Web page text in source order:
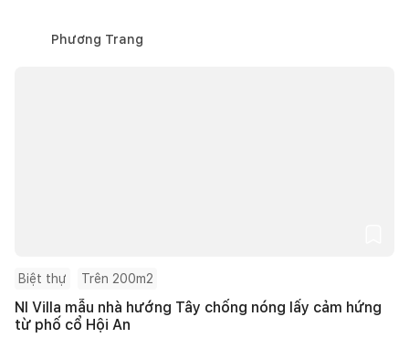
Phương Trang
Biệt thự Trên 200m2
NI Villa mẫu nhà hướng Tây chống nóng lấy cảm hứng
từ phố cổ Hội An